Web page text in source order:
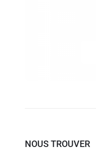
NOUS TROUVER